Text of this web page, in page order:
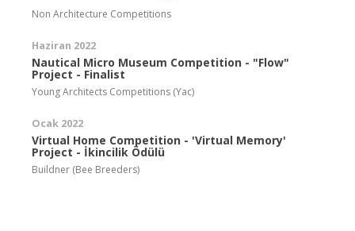
Non Architecture Competitions
Haziran 2022
Nautical Micro Museum Competition - "Flow"
Project - Finalist
Young Architects Competitions (Yac)
Ocak 2022
Virtual Home Competition - 'Virtual Memory'
Project - İkincilik Ödülü
Buildner (Bee Breeders)